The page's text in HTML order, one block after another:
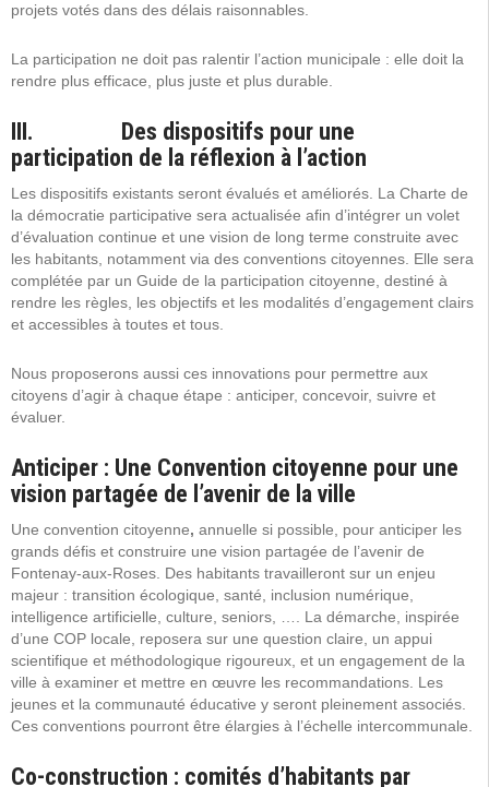
projets votés dans des délais raisonnables.
La participation ne doit pas ralentir l’action municipale : elle doit la
rendre plus efficace, plus juste et plus durable.
III. Des dispositifs pour une
participation de la réflexion à l’action
Les dispositifs existants seront évalués et améliorés. La Charte de
la démocratie participative sera actualisée afin d’intégrer un volet
d’évaluation continue et une vision de long terme construite avec
les habitants, notamment via des conventions citoyennes. Elle sera
complétée par un Guide de la participation citoyenne, destiné à
rendre les règles, les objectifs et les modalités d’engagement clairs
et accessibles à toutes et tous.
Nous proposerons aussi ces innovations pour permettre aux
citoyens d’agir à chaque étape : anticiper, concevoir, suivre et
évaluer.
Anticiper : Une Convention citoyenne pour une
vision partagée de l’avenir de la ville
Une convention citoyenne, annuelle si possible, pour anticiper les
grands défis et construire une vision partagée de l’avenir de
Fontenay-aux-Roses. Des habitants travailleront sur un enjeu
majeur : transition écologique, santé, inclusion numérique,
intelligence artificielle, culture, seniors, …. La démarche, inspirée
d’une COP locale, reposera sur une question claire, un appui
scientifique et méthodologique rigoureux, et un engagement de la
ville à examiner et mettre en œuvre les recommandations. Les
jeunes et la communauté éducative y seront pleinement associés.
Ces conventions pourront être élargies à l’échelle intercommunale.
Co-construction : comités d’habitants par